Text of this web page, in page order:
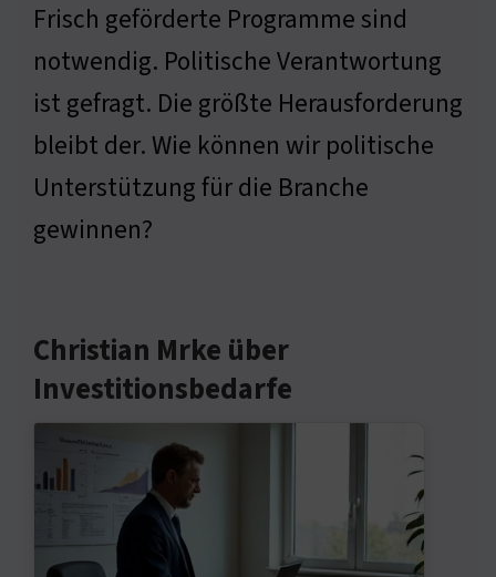
Frisch geförderte Programme sind
notwendig. Politische Verantwortung
ist gefragt. Die größte Herausforderung
bleibt der. Wie können wir politische
Unterstützung für die Branche
gewinnen?
Christian Mrke über
Investitionsbedarfe